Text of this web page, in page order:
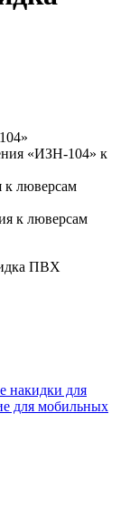
«ИЗН-104» к
к люверсам
к люверсам
ПВХ
накидки для
для мобильных